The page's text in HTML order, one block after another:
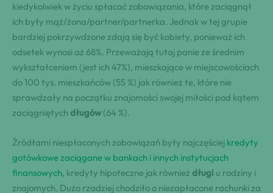
kiedykolwiek w życiu spłacać zobowiązania, które zaciągnął
ich były mąż/żona/partner/partnerka. Jednak w tej grupie
bardziej pokrzywdzone zdają się być kobiety, ponieważ ich
odsetek wynosi aż 68%. Przeważają tutaj panie ze średnim
wykształceniem (jest ich 47%), mieszkające w miejscowościach
do 100 tys. mieszkańców (55 %) jak również te, które nie
sprawdzały na początku znajomości swojej miłości pod kątem
zaciągniętych długów(64 %).
Źródłami niespłaconych zobowiązań były najczęściej kredyty
gotówkowezaciągane w bankach i innych instytucjach
finansowych, kredyty hipoteczne jak również długi u rodziny i
znajomych. Dużo rzadziej chodziło o niezapłacone rachunki za